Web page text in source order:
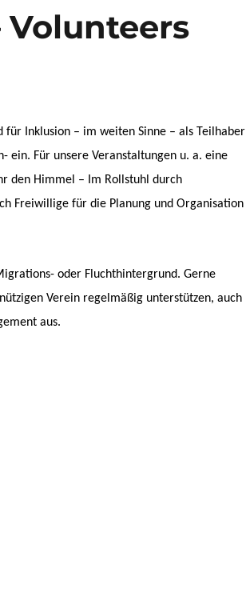
Inklusion – im weiten Sinne – als Teilhaber
ein. Für unsere Veranstaltungen u. a. eine
den Himmel – Im Rollstuhl durch
Freiwillige für die Planung und Organisation
oder Fluchthintergrund. Gerne
Verein regelmäßig unterstützen, auch
aus.